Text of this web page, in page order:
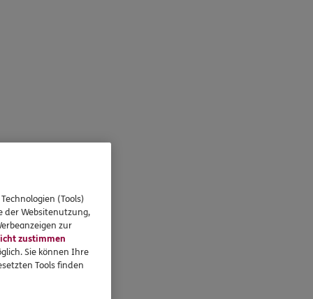
(Tools)
der Websitenutzung,
zur
zustimmen
Sie können Ihre
Tools finden